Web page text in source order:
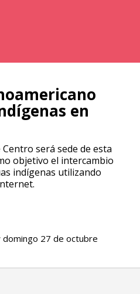
en
será sede de esta
objetivo el intercambio
indígenas utilizando
27 de octubre